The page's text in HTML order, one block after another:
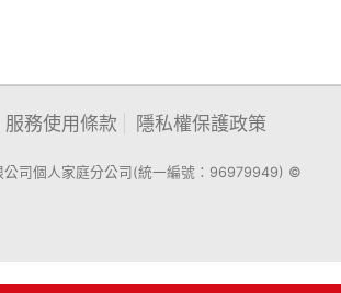
服務使用條款 隱私權保護政策
公司個人家庭分公司(統一編號：96979949) ©